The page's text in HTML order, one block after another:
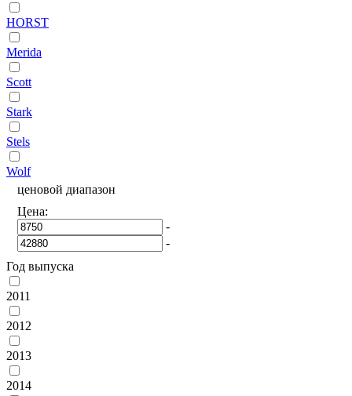
HORST
Merida
Scott
Stark
Stels
Wolf
ценовой диапазон
Цена:
-
-
Год выпуска
2011
2012
2013
2014